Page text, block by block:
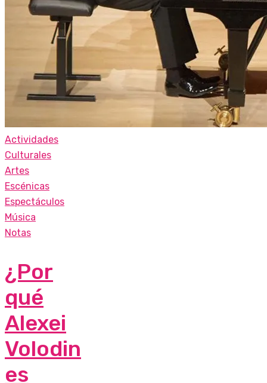
Actividades
Culturales
Artes
Escénicas
Espectáculos
Música
Notas
¿Por
qué
Alexei
Volodin
es